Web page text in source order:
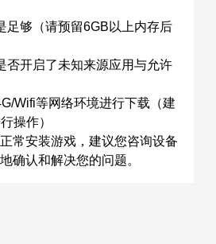
足够（请预留6GB以上内存后
否开启了未知来源应用与允许
Wifi等网络环境进行下载（建
操作）
常安装游戏，建议您咨询设备
确认和解决您的问题。